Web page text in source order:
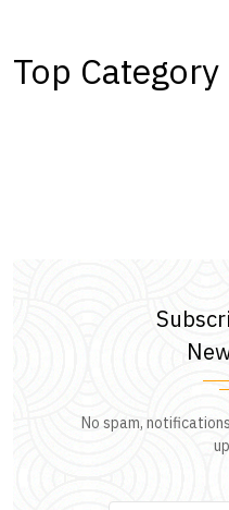
Top Category
No spam,